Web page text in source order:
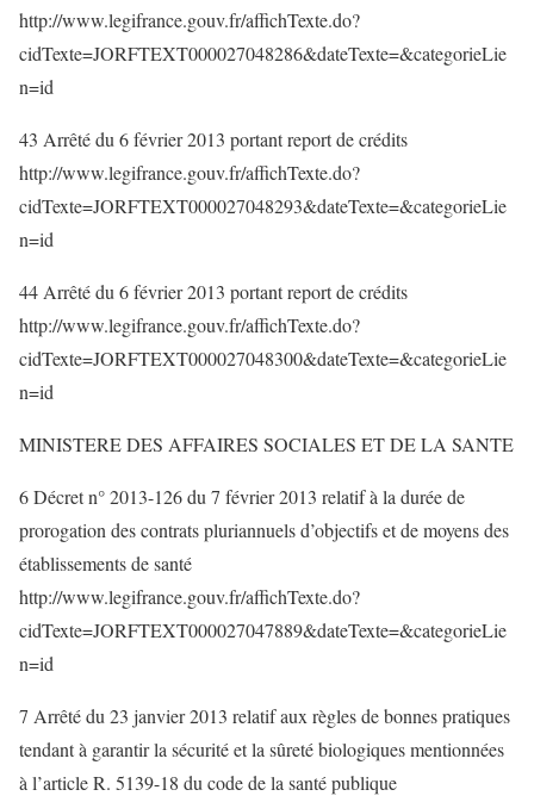
http://www.legifrance.gouv.fr/affichTexte.do?
cidTexte=JORFTEXT000027048286&dateTexte=&categorieLie
n=id
43 Arrêté du 6 février 2013 portant report de crédits
http://www.legifrance.gouv.fr/affichTexte.do?
cidTexte=JORFTEXT000027048293&dateTexte=&categorieLie
n=id
44 Arrêté du 6 février 2013 portant report de crédits
http://www.legifrance.gouv.fr/affichTexte.do?
cidTexte=JORFTEXT000027048300&dateTexte=&categorieLie
n=id
MINISTERE DES AFFAIRES SOCIALES ET DE LA SANTE
6 Décret n° 2013-126 du 7 février 2013 relatif à la durée de
prorogation des contrats pluriannuels d’objectifs et de moyens des
établissements de santé
http://www.legifrance.gouv.fr/affichTexte.do?
cidTexte=JORFTEXT000027047889&dateTexte=&categorieLie
n=id
7 Arrêté du 23 janvier 2013 relatif aux règles de bonnes pratiques
tendant à garantir la sécurité et la sûreté biologiques mentionnées
à l’article R. 5139-18 du code de la santé publique